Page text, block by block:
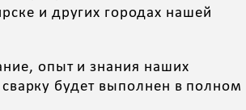
и других городах нашей
опыт и знания наших
сварку будет выполнен в полном